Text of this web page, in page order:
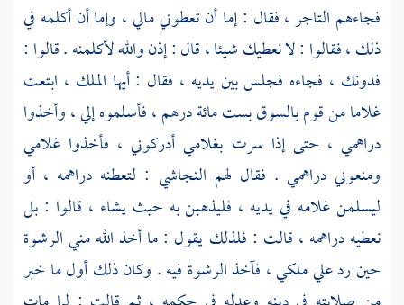
فجاءهم التاجر ، فقال : إما أن تعطوني مالي ، وإما أن أكلمه في
ذلك ، فقالوا : لا نعطيك شيئا ، قال : إذن والله لأكلمنه . قالوا :
فدونك ، فجاءه فجلس بين يديه ، فقال : أيها الملك ، ابتعت
غلاما من قوم بالسوق بست مائة درهم ، فأسلموه إلي ، وأخذوا
دراهمي ، حتى إذا سرت بغلامي أدركوني ، فأخذوا غلامي
ومنعوني دراهمي . فقال لهم النجاشي : لتعطنه دراهمه ، أو
ليسلمن غلامه في يديه ، فليذهبن به حيث يشاء ، قالوا : بل
نعطيه دراهمه ، قالت : فلذلك يقول : ما أخذ الله مني الرشوة
حين رد علي ملكي ، فآخذ الرشوة فيه . وكان ذلك أول ما خبر